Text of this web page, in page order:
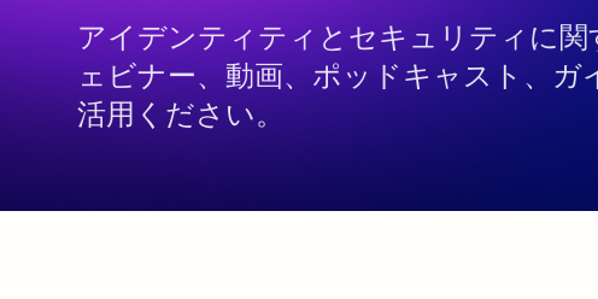
アイデンティティとセキュリティに
ェビナー、動画、ポッドキャスト、
活用ください。